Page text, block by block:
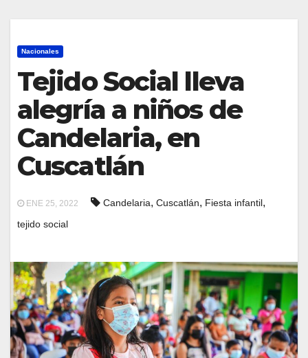
Nacionales
Tejido Social lleva
alegría a niños de
Candelaria, en
Cuscatlán
ENE 25, 2022 Candelaria, Cuscatlán, Fiesta infantil,
tejido social